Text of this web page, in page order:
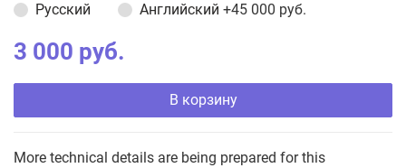
Русский
Английский +45 000 руб.
3 000 руб.
В корзину
More technical details are being prepared for this